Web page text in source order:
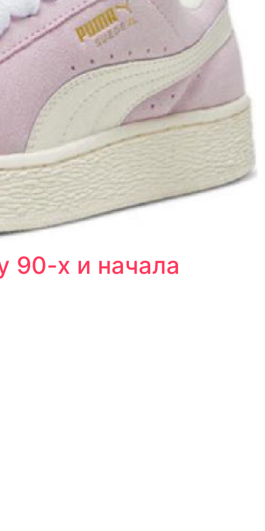
90-х и начала